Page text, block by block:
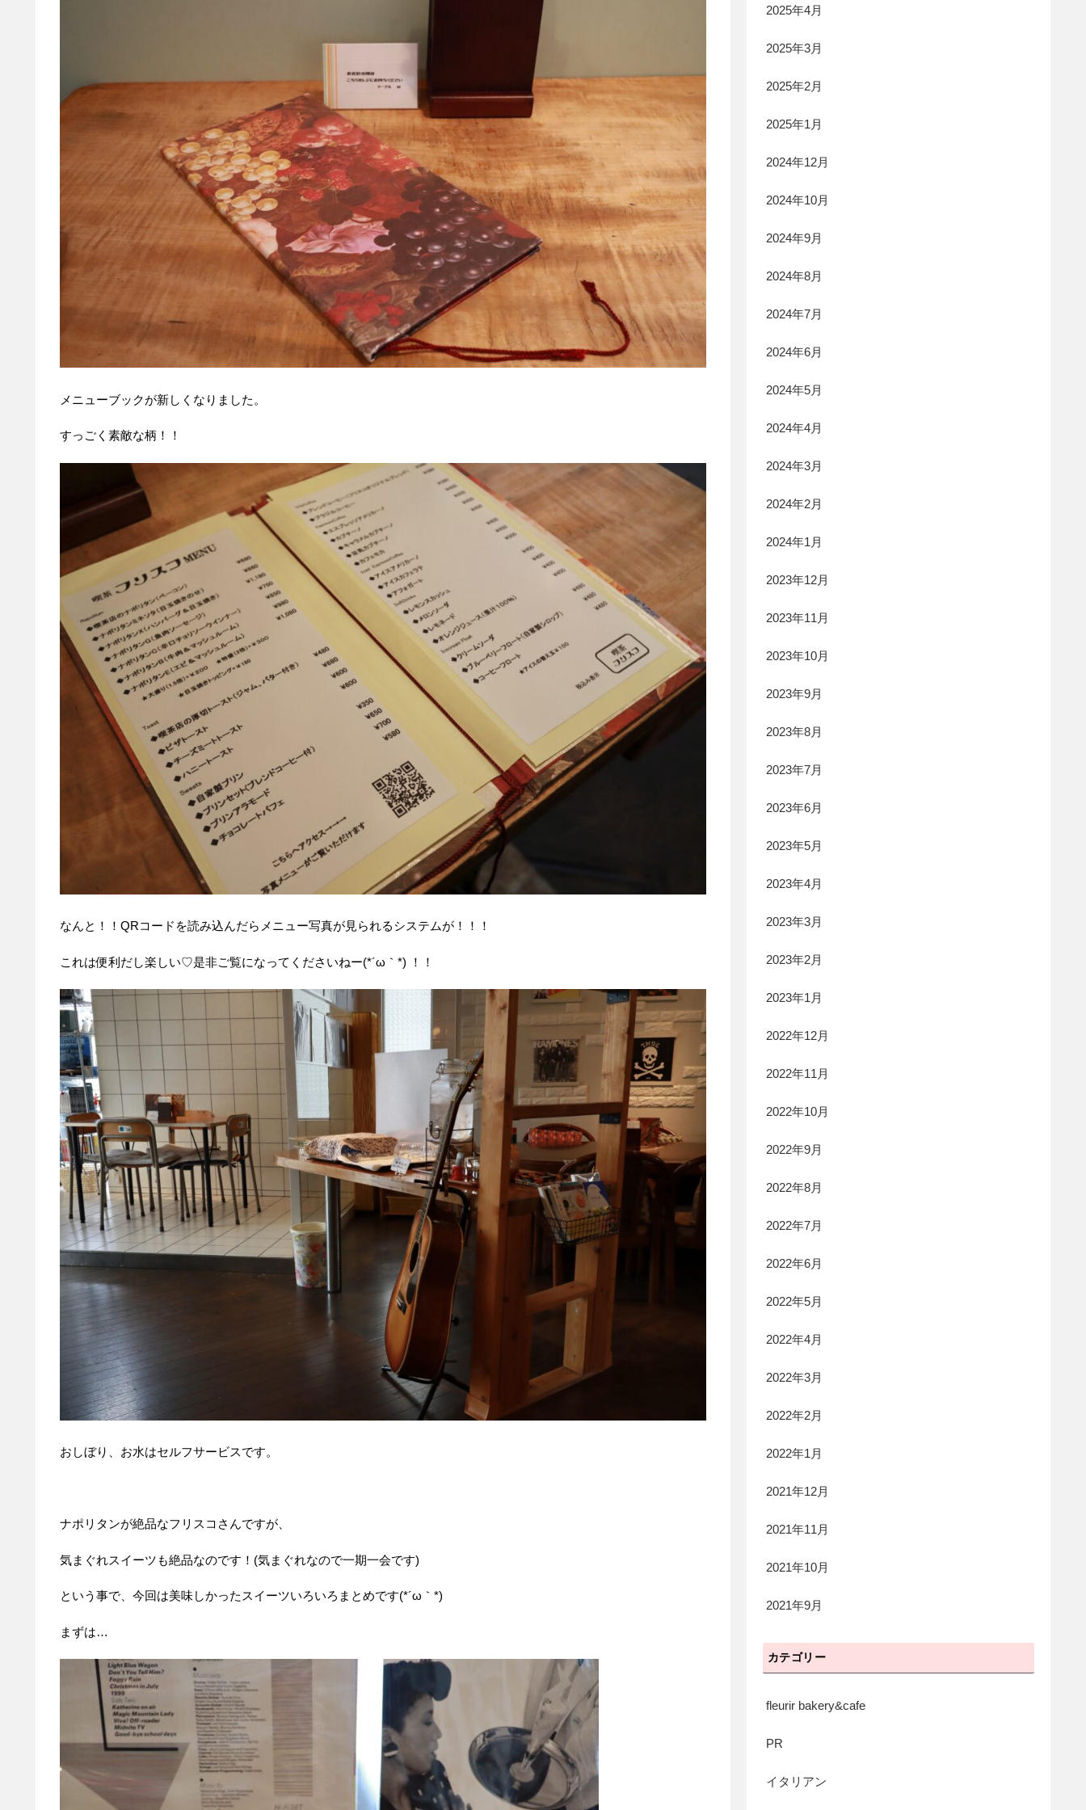
メニューブックが新しくなりました。
すっごく素敵な柄！！
なんと！！QRコードを読み込んだらメニュー写真が見られるシステムが！！！
これは便利だし楽しい♡是非ご覧になってくださいねー(*´ω｀*) ！！
おしぼり、お水はセルフサービスです。
ナポリタンが絶品なフリスコさんですが、
気まぐれスイーツも絶品なのです！(気まぐれなので一期一会です)
という事で、今回は美味しかったスイーツいろいろまとめです(*´ω｀*)
まずは…
2025年4月
2025年3月
2025年2月
2025年1月
2024年12月
2024年10月
2024年9月
2024年8月
2024年7月
2024年6月
2024年5月
2024年4月
2024年3月
2024年2月
2024年1月
2023年12月
2023年11月
2023年10月
2023年9月
2023年8月
2023年7月
2023年6月
2023年5月
2023年4月
2023年3月
2023年2月
2023年1月
2022年12月
2022年11月
2022年10月
2022年9月
2022年8月
2022年7月
2022年6月
2022年5月
2022年4月
2022年3月
2022年2月
2022年1月
2021年12月
2021年11月
2021年10月
2021年9月
カテゴリー
fleurir bakery&cafe
PR
イタリアン